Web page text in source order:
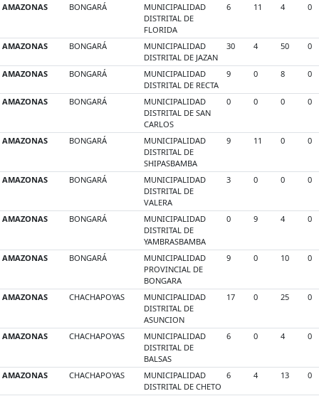
AMAZONAS BONGARÁ
MUNICIPALIDAD
DISTRITAL DE
FLORIDA
6 11 4 0
AMAZONAS BONGARÁ
MUNICIPALIDAD
DISTRITAL DE JAZAN
30 4 50 0
AMAZONAS BONGARÁ
MUNICIPALIDAD
DISTRITAL DE RECTA
9 0 8 0
AMAZONAS BONGARÁ
MUNICIPALIDAD
DISTRITAL DE SAN
CARLOS
0 0 0 0
AMAZONAS BONGARÁ
MUNICIPALIDAD
DISTRITAL DE
SHIPASBAMBA
9 11 0 0
AMAZONAS BONGARÁ
MUNICIPALIDAD
DISTRITAL DE
VALERA
3 0 0 0
AMAZONAS BONGARÁ
MUNICIPALIDAD
DISTRITAL DE
YAMBRASBAMBA
0 9 4 0
AMAZONAS BONGARÁ
MUNICIPALIDAD
PROVINCIAL DE
BONGARA
9 0 10 0
AMAZONAS CHACHAPOYAS
MUNICIPALIDAD
DISTRITAL DE
ASUNCION
17 0 25 0
AMAZONAS CHACHAPOYAS
MUNICIPALIDAD
DISTRITAL DE
BALSAS
6 0 4 0
AMAZONAS CHACHAPOYAS
MUNICIPALIDAD
DISTRITAL DE CHETO
6 4 13 0